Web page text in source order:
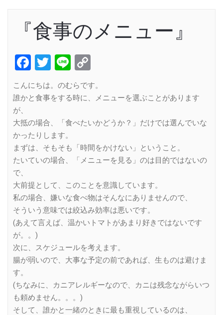
『食事のメニュー』
Facebook
Twitter
Line
Link
こんにちは。のむらです。
誰かと食事をする時に、メニューを選ぶことがあります
が、
大抵の場合、「食べたいかどうか？」だけでは選んでいな
かったりします。
まずは、そもそも「時間をかけない」ということ。
たいていの場合、「メニューを見る」のは目的ではないの
で、
大前提として、このことを意識しています。
私の場合、嫌いな食べ物はそんなにありませんので、
そういう意味では絞込み効率は悪いです。
(あえて言えば、温かいトマトがあまり好きではないです
が。。)
次に、スケジュールを考えます。
腸が弱いので、大事な予定の前であれば、生ものは避けま
す。
(ちなみに、カニアレルギーなので、カニは残念ながらいつ
も頼めません。。。)
そして、誰かと一緒のときに最も重視しているのは、